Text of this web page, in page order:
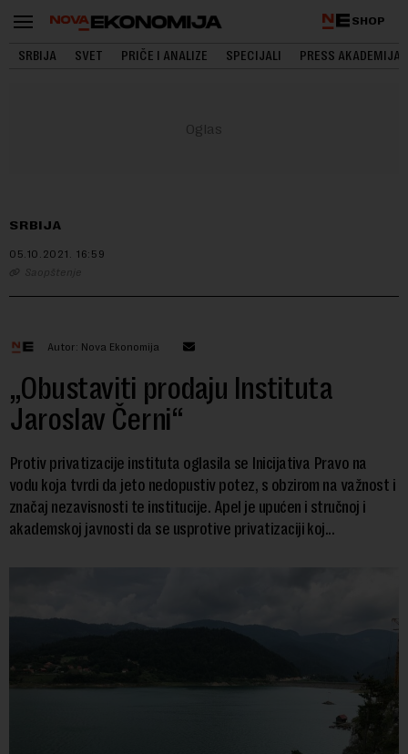
SHOP
SRBIJA SVET PRIČE I ANALIZE SPECIJALI PRESS AKADEMIJA
SRBIJA
05.10.2021. 16:59
Saopštenje
Autor: Nova Ekonomija
„Obustaviti prodaju Instituta
Jaroslav Černi“
Protiv privatizacije instituta oglasila se Inicijativa Pravo na
vodu koja tvrdi da jeto nedopustiv potez, s obzirom na važnost i
značaj nezavisnosti te institucije. Apel je upućen i stručnoj i
akademskoj javnosti da se usprotive privatizaciji koj...